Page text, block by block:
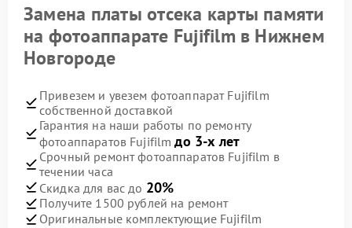
Замена платы отсека карты памяти
на фотоаппарате Fujifilm в Нижнем
Новгороде
Привезем и увезем фотоаппарат Fujifilm
собственной доставкой
Гарантия на наши работы по ремонту
фотоаппаратов Fujifilmдо 3-х лет
Срочный ремонт фотоаппаратов Fujifilm в
течении часа
Скидка для вас до 20%
Получите 1500 рублей на ремонт
Оригинальные комплектующие Fujifilm